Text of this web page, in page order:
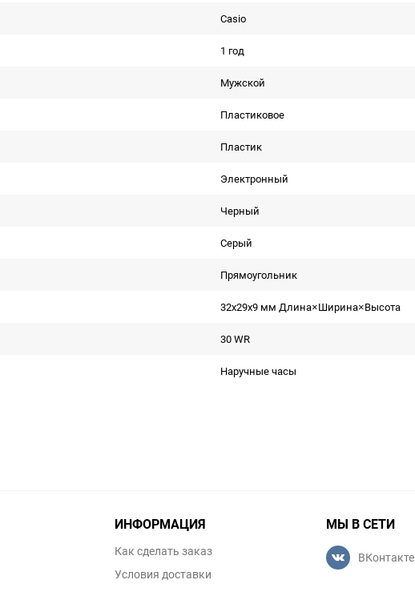
Casio
1 год
Мужской
Пластиковое
Пластик
Электронный
Черный
Серый
Прямоугольник
32x29x9 мм Длина×Ширина×Высота
30 WR
Наручные часы
ИНФОРМАЦИЯ
Как сделать заказ
Условия доставки
МЫ В СЕТИ
ВКонтакте